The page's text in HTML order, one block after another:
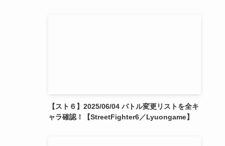
【スト６】2025/06/04 バトル変更リストを全キ
ャラ確認！【StreetFighter6／Lyuongame】